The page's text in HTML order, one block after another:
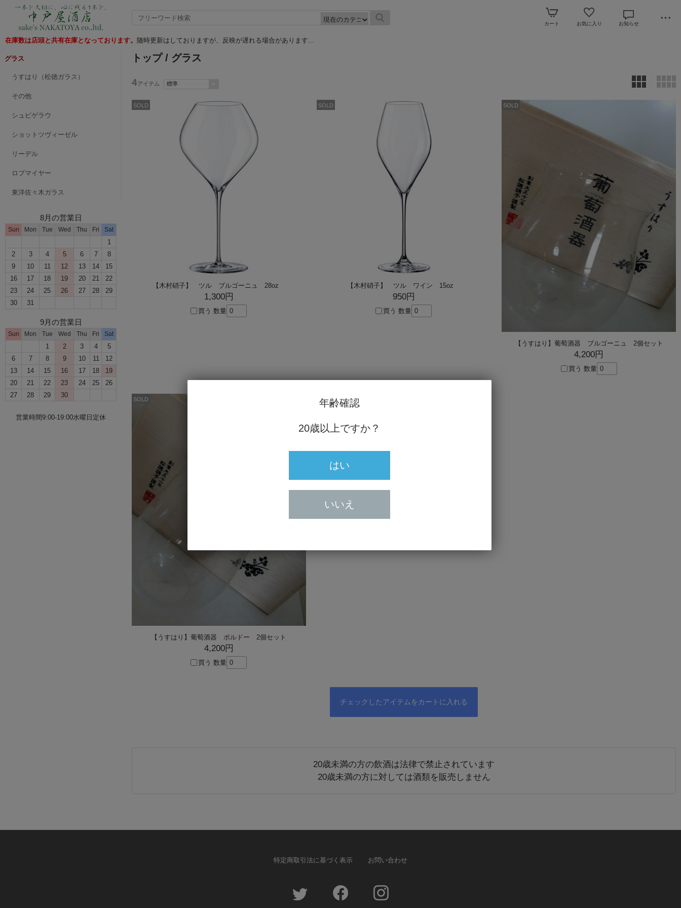
カート お気に入り お知らせ
在庫数は店頭と共有在庫となっております。 随時更新はしておりますが、反映が遅れる場合があります...
グラス
うすはり（松徳ガラス）
その他
シュピゲラウ
ショットツヴィーゼル
リーデル
ロブマイヤー
東洋佐々木ガラス
8月の営業日
Sun Mon Tue Wed Thu Fri Sat
1
2
3 4 5 6 7
8
9
10 11 12 13 14
15
16
17 18 19 20 21
22
23
24 25 26 27 28
29
30
31
9月の営業日
Sun Mon Tue Wed Thu Fri Sat
1 2 3 4
5
6
7 8 9 10 11
12
13
14 15 16 17 18
19
20
21 22 23 24 25
26
27
28 29 30
営業時間9:00-19:00水曜日定休
トップ/ グラス
4アイテム
SOLD
【木村硝子】 ツル ブルゴーニュ 28oz
1,300円
買う 数量
SOLD
【木村硝子】 ツル ワイン 15oz
950円
買う 数量
SOLD
【うすはり】葡萄酒器 ブルゴーニュ 2個セット
4,200円
買う 数量
SOLD
【うすはり】葡萄酒器 ボルドー 2個セット
4,200円
買う 数量
20歳未満の方の飲酒は法律で禁止されています
20歳未満の方に対しては酒類を販売しません
特定商取引法に基づく表示 お問い合わせ
年齢確認
20歳以上ですか？
はい
いいえ